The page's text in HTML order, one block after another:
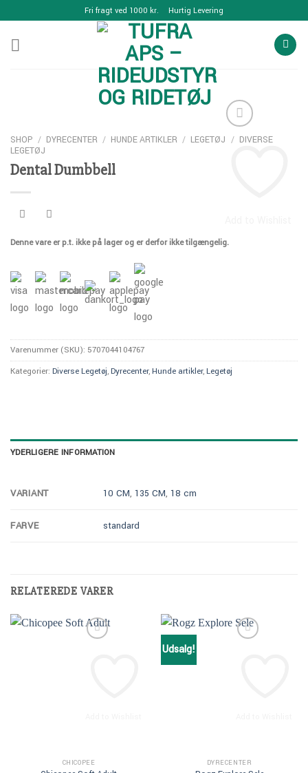
to
content
Fri fragt ved 1000 kr. Hurtig Levering
SHOP / DYRECENTER / HUNDE ARTIKLER / LEGETØJ / DIVERSE
LEGETØJ
Dental Dumbbell
Denne vare er p.t. ikke på lager og er derfor ikke tilgængelig.
Varenummer (SKU): 5707044104767
Kategorier: Diverse Legetøj,Dyrecenter,Hunde artikler,Legetøj
YDERLIGERE INFORMATION
VARIANT 10 CM, 135 CM, 18 cm
FARVE standard
RELATEREDE VARER
CHICOPEE
Udsalg!
DYRECENTER